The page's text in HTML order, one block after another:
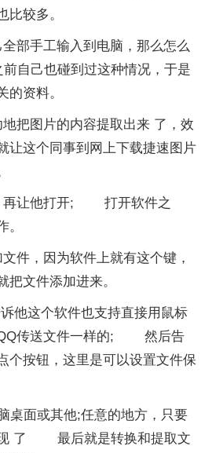
比较多。
部手工输入到电脑，那么怎么
己也碰到过这种情况，于是
的资料。
把图片的内容提取出来 了，效
让这个同事到网上下载捷速图片
再让他打开; 打开软件之
。
件，因为软件上就有这个键，
把文件添加进来。
他这个软件也支持直接用鼠标
QQ传送文件一样的; 然后告
个按钮，这里是可以设置文件保
桌面或其他;任意的地方，只要
现 了 最后就是转换和提取文